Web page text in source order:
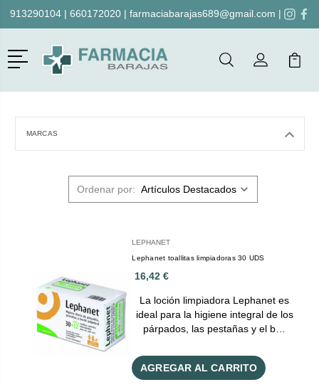
913290104| 660172020| farmaciabarajas689@gmail.com |
Menú
BuscarMi Cuenta
Mi
MARCAS
Ordenar por:
LEPHANET
Lephanet toallitas limpiadoras 30 UDS
16,42 €
La loción limpiadora Lephanet es
ideal para la higiene integral de los
párpados, las pestañas y el b…
AGREGAR AL CARRITO